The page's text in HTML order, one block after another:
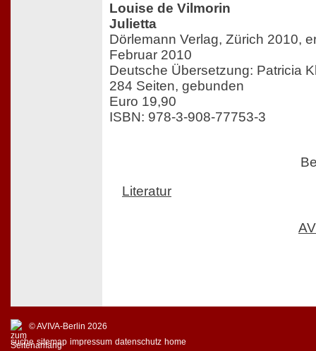
Louise de Vilmorin
Julietta
Dörlemann Verlag, Zürich 2010,
Februar 2010
Deutsche Übersetzung: Patricia
284 Seiten, gebunden
Euro 19,90
ISBN: 978-3-908-77753-3
Literatur
© AVIVA-Berlin 2026
suche sitemap impressum datenschutz home